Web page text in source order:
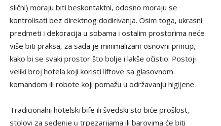
slični) moraju biti beskontaktni, odosno moraju se
kontrolisati bez direktnog dodirivanja. Osim toga, ukrasni
predmeti i dekoracija u sobama i ostalim prostorima neće
više biti praksa, za sada je minimalizam osnovni princip,
kako bi se svaki prostor što bolje i lakše očistio. Postoji
veliki broj hotela koji koristi liftove sa glasovnom
komandom ili robote koji pomažu u održavanju higijene.
Tradicionalni hotelski bife ili švedski sto biće prošlost,
stolovi za sedenje u trpezarijama ili barovima će biti